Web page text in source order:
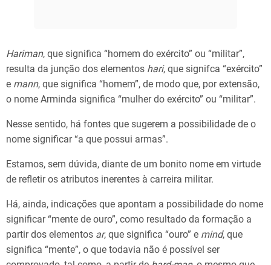
Hariman, que significa “homem do exército” ou “militar”,
resulta da junção dos elementos hari, que signifca “exército”
e mann, que significa “homem”, de modo que, por extensão,
o nome Arminda significa “mulher do exército” ou “militar”.
Nesse sentido, há fontes que sugerem a possibilidade de o
nome significar “a que possui armas”.
Estamos, sem dúvida, diante de um bonito nome em virtude
de refletir os atributos inerentes à carreira militar.
Há, ainda, indicações que apontam a possibilidade do nome
significar “mente de ouro”, como resultado da formação a
partir dos elementos ar, que significa “ouro” e mind, que
significa “mente”, o que todavia não é possível ser